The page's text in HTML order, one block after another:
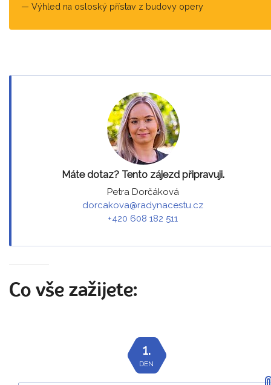
Výhled na osloský přístav z budovy opery
Máte dotaz? Tento zájezd připravuji.
Petra Dorčáková
dorcakova@radynacestu.cz
+420 608 182 511
Co vše zažijete:
1.
DEN